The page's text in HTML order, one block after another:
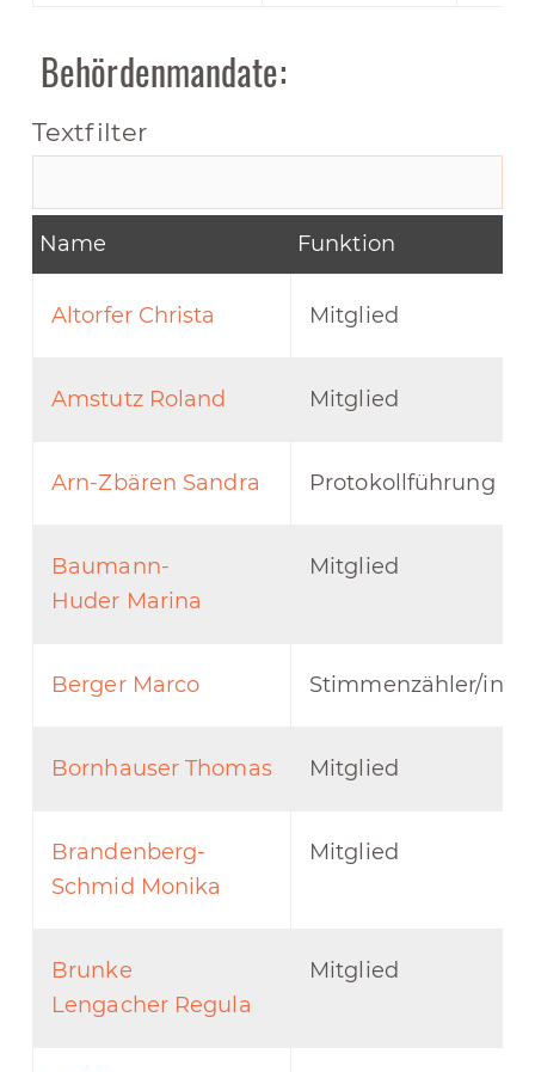
Behördenmandate:
Textfilter
Name Funktion
Altorfer Christa Mitglied
Amstutz Roland Mitglied
Arn-Zbären Sandra Protokollführung
Baumann-
Huder Marina
Mitglied
Berger Marco Stimmenzähler/in
Bornhauser Thomas Mitglied
Brandenberg-
Schmid Monika
Mitglied
Brunke
Lengacher Regula
Mitglied